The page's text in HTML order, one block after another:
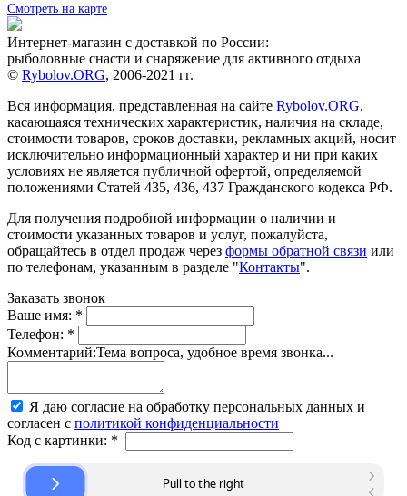
Смотреть на карте
Интернет-магазин с доставкой по России:
рыболовные снасти и снаряжение для активного отдыха
© Rybolov.ORG, 2006-2021 гг.
Вся информация, представленная на сайте Rybolov.ORG,
касающаяся технических характеристик, наличия на складе,
стоимости товаров, сроков доставки, рекламных акций, носит
исключительно информационный характер и ни при каких
условиях не является публичной офертой, определяемой
положениями Статей 435, 436, 437 Гражданского кодекса РФ.
Для получения подробной информации о наличии и
стоимости указанных товаров и услуг, пожалуйста,
обращайтесь в отдел продаж через формы обратной связи или
по телефонам, указанным в разделе "Контакты".
Заказать звонок
Ваше имя: *
Телефон: *
Комментарий:Тема вопроса, удобное время звонка...
Я даю согласие на обработку персональных данных и
согласен с политикой конфиденциальности
Код с картинки: *